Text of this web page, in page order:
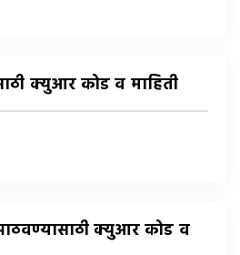
क्युआर कोड व माहिती
क्युआर कोड व